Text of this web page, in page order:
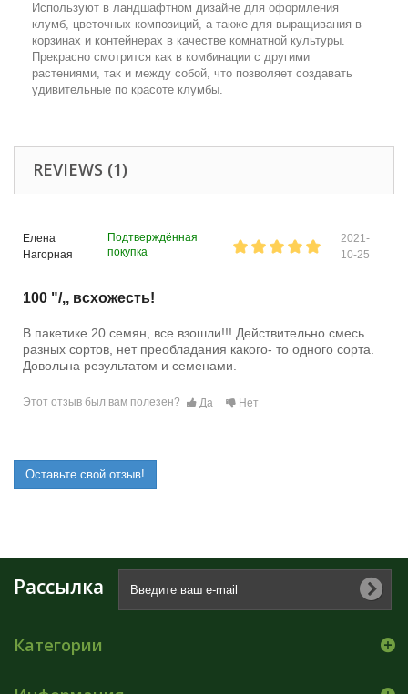
Используют в ландшафтном дизайне для оформления
клумб, цветочных композиций, а также для выращивания в
корзинах и контейнерах в качестве комнатной культуры.
Прекрасно смотрится как в комбинации с другими
растениями, так и между собой, что позволяет создавать
удивительные по красоте клумбы.
REVIEWS (1)
Елена
Нагорная
Подтверждённая
покупка
2021-
10-25
100 "/,, всхожесть!
В пакетике 20 семян, все взошли!!! Действительно смесь
разных сортов, нет преобладания какого- то одного сорта.
Довольна результатом и семенами.
Этот отзыв был вам полезен? Да Нет
Оставьте свой отзыв!
Рассылка
Категории